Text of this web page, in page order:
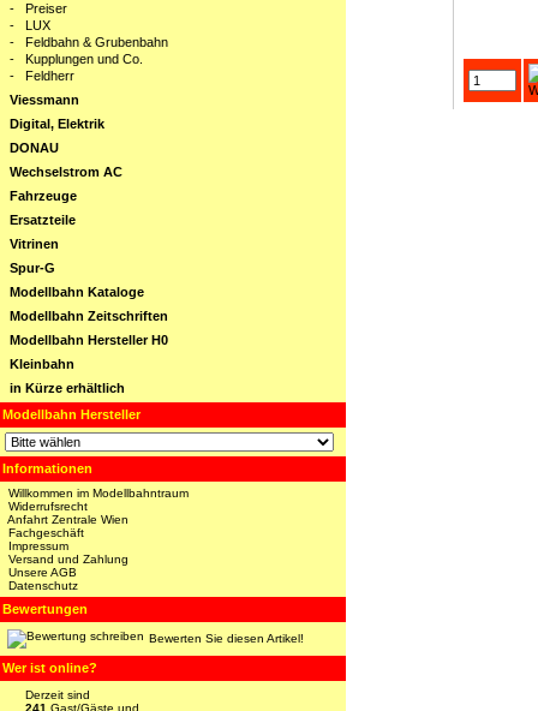
- Preiser
- LUX
- Feldbahn & Grubenbahn
- Kupplungen und Co.
- Feldherr
Viessmann
Digital, Elektrik
DONAU
Wechselstrom AC
Fahrzeuge
Ersatzteile
Vitrinen
Spur-G
Modellbahn Kataloge
Modellbahn Zeitschriften
Modellbahn Hersteller H0
Kleinbahn
in Kürze erhältlich
Modellbahn Hersteller
Informationen
Willkommen im Modellbahntraum
Widerrufsrecht
Anfahrt Zentrale Wien
Fachgeschäft
Impressum
Versand und Zahlung
Unsere AGB
Datenschutz
Bewertungen
Bewerten Sie diesen Artikel!
Wer ist online?
Derzeit sind
241 Gast/Gäste und